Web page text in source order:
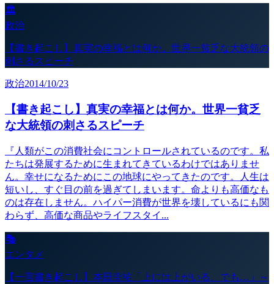
🏛️
政治
【書き起こし】真実の幸福とは何か。世界一貧乏な大統領の
刺さるスピーチ
政治2014/10/23
【書き起こし】真実の幸福とは何か。世界一貧乏
な大統領の刺さるスピーチ
『人類がこの消費社会にコントロールされているのです。私
たちは発展するために生まれてきているわけではありませ
ん。幸せになるためにこの地球にやってきたのです。人生は
短いし、すぐ目の前を過ぎてしまいます。命よりも高価なも
のは存在しません。ハイパー消費が世界を壊しているにも関
わらず、高価な商品やライフスタイ...
🎭
エンタメ
【一言書き起こし】本田圭祐「上には上がいる、でも…」～